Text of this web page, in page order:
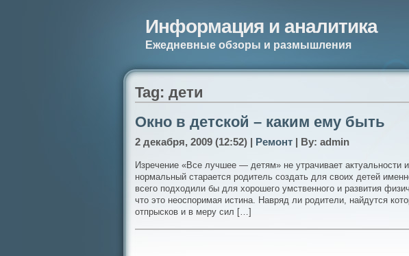
Информация и аналитика
Ежедневные обзоры и размышления
Tag: дети
Окно в детской – каким ему быть
2 декабря, 2009 (12:52) | Ремонт | By: admin
Изречение «Все лучшее — детям» не утрачивает
нормальный старается родитель создать для своих детей
всего подходили бы для хорошего умственного и развития
что это неоспоримая истина. Навряд ли родители, найдутся
отпрысков и в меру сил […]